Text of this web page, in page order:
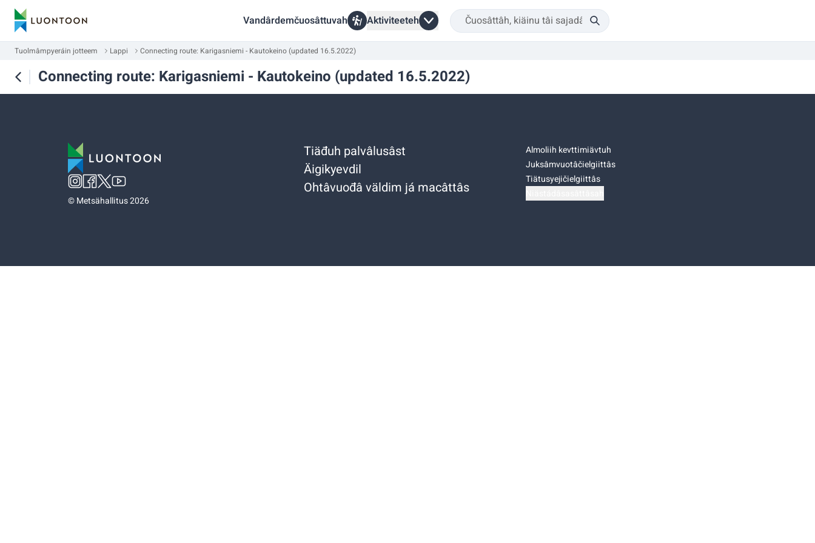
Vandârdemčuosâttuvah Aktiviteeteh
Tuolmâmpyeráin jotteem Lappi Connecting route: Karigasniemi - Kautokeino (updated 16.5.2022)
Connecting route: Karigasniemi - Kautokeino (updated 16.5.2022)
©Metsähallitus 2026
Tiäđuh palvâlusâst
Äigikyevdil
Ohtâvuođâ väldim já macâttâs
Almoliih kevttimiävtuh
Juksâmvuotâčielgiittâs
Tiätusyejičielgiittâs